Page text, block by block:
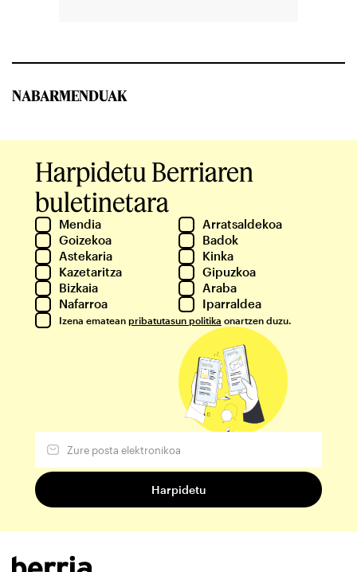
NABARMENDUAK
Harpidetu Berriaren
buletinetara
Mendia
Arratsaldekoa
Goizekoa
Badok
Astekaria
Kinka
Kazetaritza
Gipuzkoa
Bizkaia
Araba
Nafarroa
Iparraldea
Izena ematean pribatutasun politika onartzen duzu.